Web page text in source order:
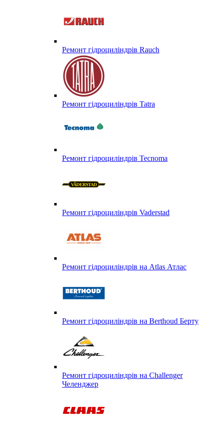
Ремонт гідроциліндрів Rauch
Ремонт гідроциліндрів Tatra
Ремонт гідроциліндрів Tecnoma
Ремонт гідроциліндрів Vaderstad
Ремонт гідроциліндрів на Atlas Атлас
Ремонт гідроциліндрів на Berthoud Берту
Ремонт гідроциліндрів на Challenger
Челенджер